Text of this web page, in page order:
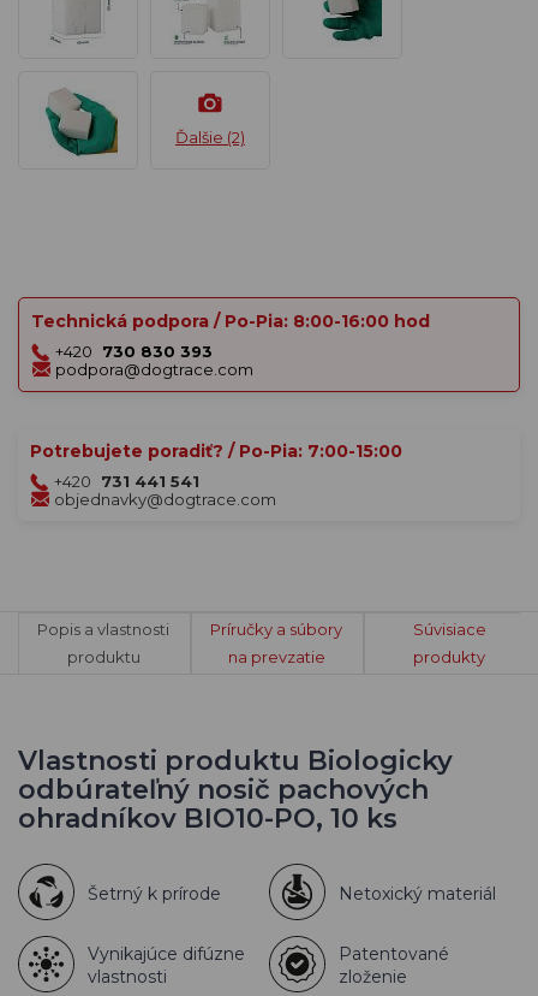
Ďalšie (2)
Technická podpora / Po-Pia: 8:00-16:00 hod
+420
730 830 393
podpora@dogtrace.com
Potrebujete poradiť? / Po-Pia: 7:00-15:00
+420
731 441 541
objednavky@dogtrace.com
Popis a vlastnosti
produktu
Príručky a súbory
na prevzatie
Súvisiace
produkty
Vlastnosti produktu Biologicky
odbúrateľný nosič pachových
ohradníkov BIO10-PO, 10 ks
Šetrný k prírode Netoxický materiál
Vynikajúce difúzne
vlastnosti
Patentované
zloženie